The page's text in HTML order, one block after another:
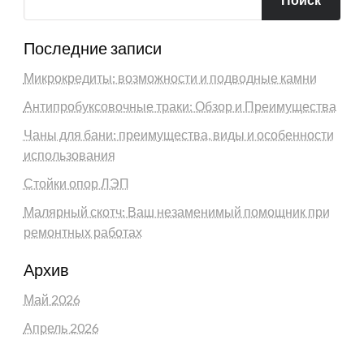
Последние записи
Микрокредиты: возможности и подводные камни
Антипробуксовочные траки: Обзор и Преимущества
Чаны для бани: преимущества, виды и особенности
использования
Стойки опор ЛЭП
Малярный скотч: Ваш незаменимый помощник при
ремонтных работах
Архив
Май 2026
Апрель 2026